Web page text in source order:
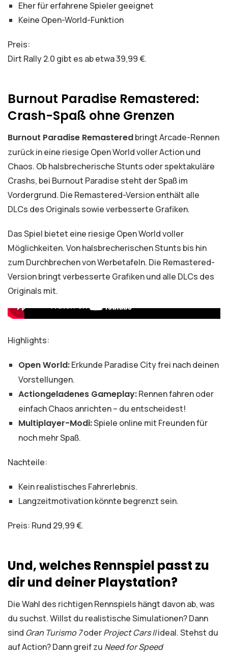
Eher für erfahrene Spieler geeignet
Keine Open-World-Funktion
Preis:
Dirt Rally 2.0 gibt es ab etwa 39,99 €.
Burnout Paradise Remastered:
Crash-Spaß ohne Grenzen
Burnout Paradise Remasteredbringt Arcade-Rennen
zurück in eine riesige Open World voller Action und
Chaos. Ob halsbrecherische Stunts oder spektakuläre
Crashs, bei Burnout Paradise steht der Spaß im
Vordergrund. Die Remastered-Version enthält alle
DLCs des Originals sowie verbesserte Grafiken.
Das Spiel bietet eine riesige Open World voller
Möglichkeiten. Von halsbrecherischen Stunts bis hin
zum Durchbrechen von Werbetafeln. Die Remastered-
Version bringt verbesserte Grafiken und alle DLCs des
Originals mit.
Highlights:
Open World:Erkunde Paradise City frei nach deinen
Vorstellungen.
Actiongeladenes Gameplay:Rennen fahren oder
einfach Chaos anrichten – du entscheidest!
Multiplayer-Modi:Spiele online mit Freunden für
noch mehr Spaß.
Nachteile:
Kein realistisches Fahrerlebnis.
Langzeitmotivation könnte begrenzt sein.
Preis: Rund 29,99 €.
Und, welches Rennspiel passt zu
dir und deiner Playstation?
Die Wahl des richtigen Rennspiels hängt davon ab, was
du suchst. Willst du realistische Simulationen? Dann
sind Gran Turismo 7oderProject Cars IIideal. Stehst du
auf Action? Dann greif zu Need for Speed